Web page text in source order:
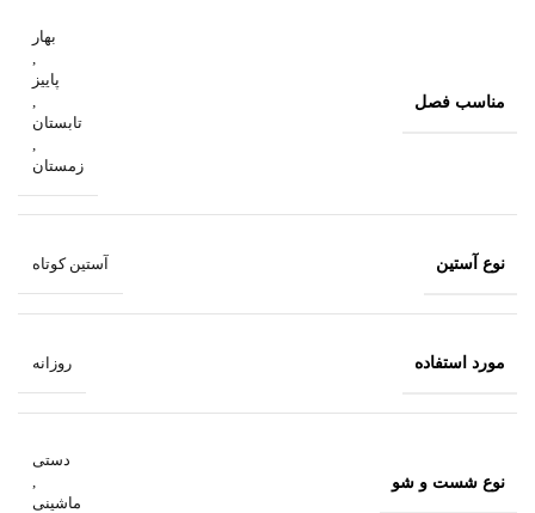
مناسب فصل
بهار
,
پاییز
,
تابستان
,
زمستان
نوع آستین آستین کوتاه
مورد استفاده روزانه
نوع شست و شو
دستی
,
ماشینی